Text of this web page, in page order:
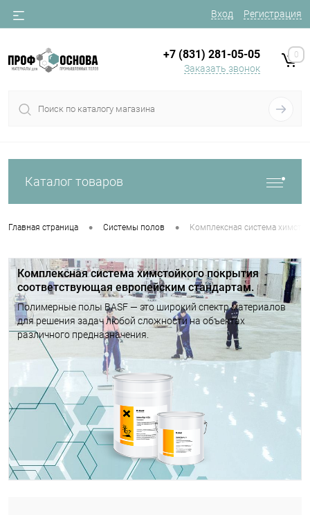
Вход Регистрация
+7 (831) 281-05-05
Заказать звонок
0
Каталог товаров
Главная страница • Системы полов • Комплексная система
Комплексная система химстойкого покрытия
соответствующая европейским стандартам.
Полимерные полы BASF ― это широкий спектр материалов
для решения задач любой сложности на объектах
различного предназначения.